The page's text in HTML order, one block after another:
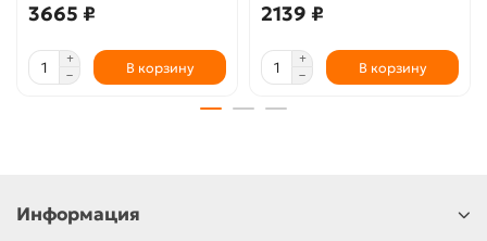
3665 ₽
В корзину
2139 ₽
В корзину
Информация